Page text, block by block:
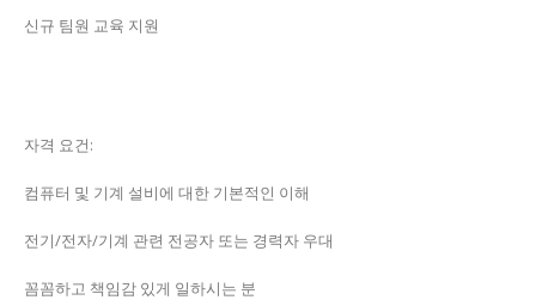
신규 팀원 교육 지원
자격 요건:
컴퓨터 및 기계 설비에 대한 기본적인 이해
전기/전자/기계 관련 전공자 또는 경력자 우대
꼼꼼하고 책임감 있게 일하시는 분